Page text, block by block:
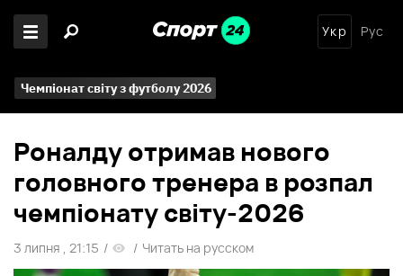
Укр Рус
Чемпіонат світу з футболу 2026
Роналду отримав нового
головного тренера в розпал
чемпіонату світу-2026
3 липня , 21:15 / / Читать на русском